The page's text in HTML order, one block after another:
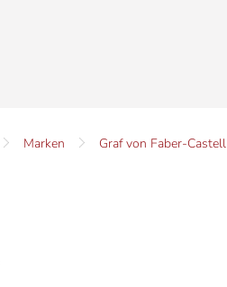
Marken Graf von Faber-Castell